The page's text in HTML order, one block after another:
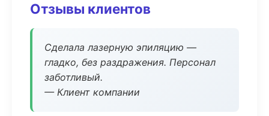
Отзывы клиентов
Сделала лазерную эпиляцию —
гладко, без раздражения. Персонал
заботливый.
— Клиент компании